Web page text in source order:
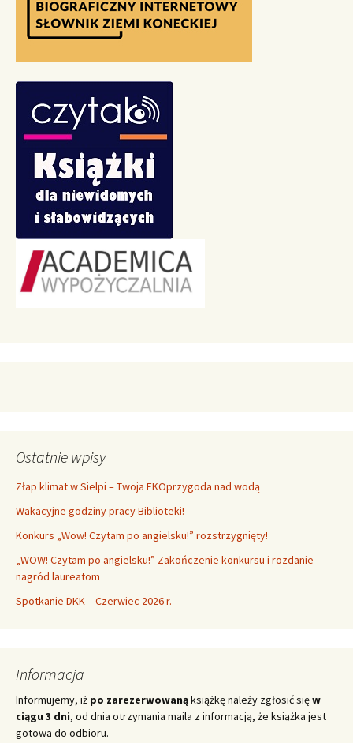
Ostatnie wpisy
Złap klimat w Sielpi – Twoja EKOprzygoda nad wodą
Wakacyjne godziny pracy Biblioteki!
Konkurs „Wow! Czytam po angielsku!” rozstrzygnięty!
„WOW! Czytam po angielsku!” Zakończenie konkursu i rozdanie
nagród laureatom
Spotkanie DKK – Czerwiec 2026 r.
Informacja
Informujemy, iż po zarezerwowanąksiążkę należy zgłosić sięw
ciągu 3 dni, od dnia otrzymania maila z informacją, że książka jest
gotowa do odbioru.